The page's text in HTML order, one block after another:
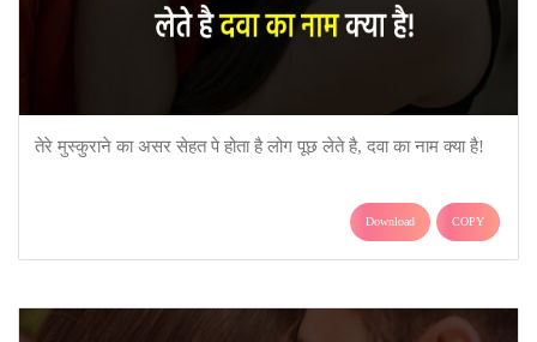
तेरे मुस्कुराने का असर सेहत पे होता है लोग पूछ लेते है, दवा का नाम क्या है!
Download COPY